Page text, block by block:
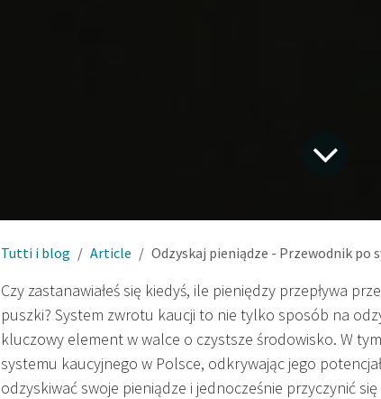
Tutti i blog Article Odzyskaj pieniądze - Przewodnik po
Czy zastanawiałeś się kiedyś, ile pieniędzy przepływa
puszki? System zwrotu kaucji to nie tylko sposób na
kluczowy element w walce o czystsze środowisko. W
systemu kaucyjnego w Polsce, odkrywając jego
odzyskiwać swoje pieniądze i jednocześnie przyczynić